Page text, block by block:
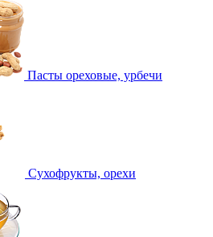
Пасты ореховые, урбечи
Сухофрукты, орехи